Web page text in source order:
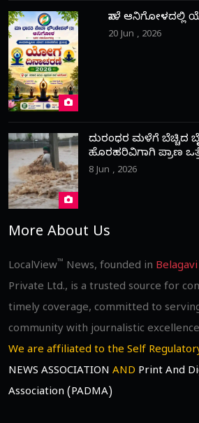
ನಾಳೆ ಆನಿಗೋಳದಲ್ಲಿ
20 Jun , 2026
ದುರಂಧರ ಮಳೆಗೆ ಬೆಚ್ಚಿದ
ಹೊರಹರಿವಿಗಾಗಿ ಪ್ರಾಣ
8 Jun , 2026
More About Us
LocalView™ News, founded in Belagavi
Private Ltd., is a trusted source for
timely coverage, committed to
community with journalistic
We are affiliated to the Self
NEWS ASSOCIATION AND Print And
Association (PADMA)